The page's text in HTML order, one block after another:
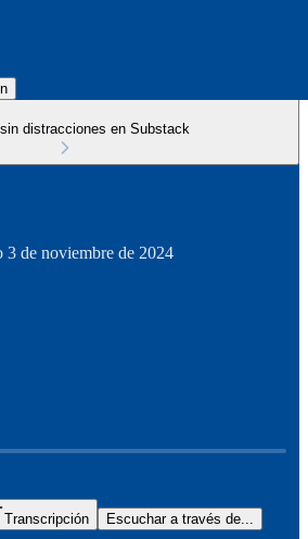
distracciones en Substack
de noviembre de 2024
total: -5:14
Transcripción Escuchar a través de...